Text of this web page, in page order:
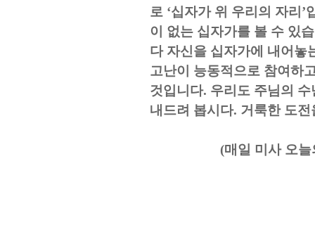
로 ‘십자가 위 우리의 자리 ’
이 없는 십자가를 볼 수 있
다 자신을 십자가에 내어놓
고난이 능동적으로 참여하
것입니다. 우리도 주님의
내드려 봅시다. 거룩한 도
(매일 미사 오